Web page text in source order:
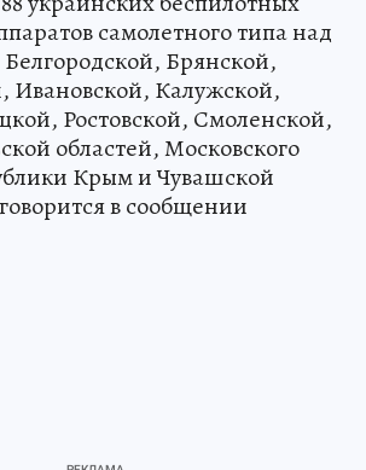
самолетного типа над
Брянской,
Ивановской, Калужской,
Ростовской, Смоленской,
областей, Московского
Крым и Чувашской
в сообщении